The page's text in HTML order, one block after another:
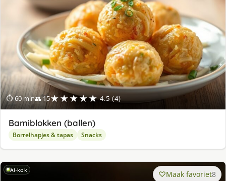
⏱ 60 min👥 15★★★★★ 4.5 (4)
Bamiblokken (ballen)
Borrelhapjes & tapas Snacks
AI-kok Maak favoriet8